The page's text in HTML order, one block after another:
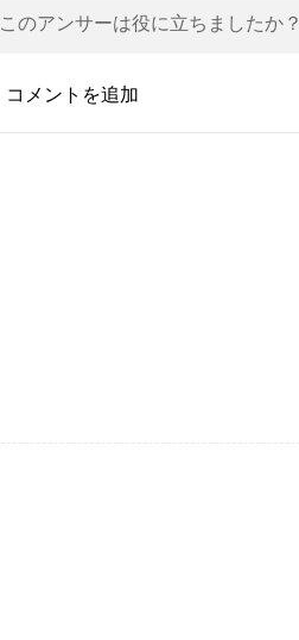
このアンサーは役に立ちましたか？
コメントを追加